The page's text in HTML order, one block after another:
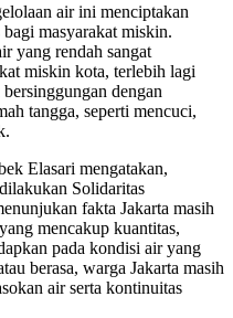
air ini menciptakan
masyarakat miskin.
yang rendah sangat
miskin kota, terlebih lagi
dengan
tangga, seperti mencuci,
Elasari mengatakan,
Solidaritas
fakta Jakarta masih
mencakup kuantitas,
pada kondisi air yang
berasa, warga Jakarta masih
air serta kontinuitas